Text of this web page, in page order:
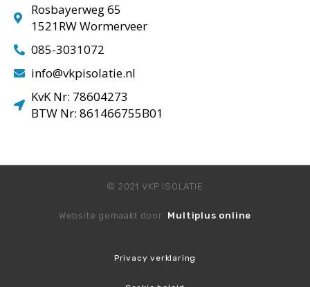
Rosbayerweg 65
1521RW Wormerveer
085-3031072
info@vkpisolatie.nl
KvK Nr: 78604273
BTW Nr: 861466755B01
© 2021 VKP ISOLATIE
Website gemaakt door: Multiplus online
Privacy verklaring